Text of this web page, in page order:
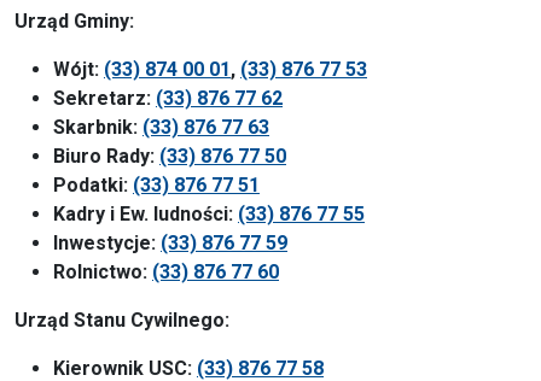
Urząd Gminy:
Wójt: (33) 874 00 01, (33) 876 77 53
Sekretarz: (33) 876 77 62
Skarbnik: (33) 876 77 63
Biuro Rady: (33) 876 77 50
Podatki: (33) 876 77 51
Kadry i Ew. ludności: (33) 876 77 55
Inwestycje: (33) 876 77 59
Rolnictwo: (33) 876 77 60
Urząd Stanu Cywilnego:
Kierownik USC: (33) 876 77 58